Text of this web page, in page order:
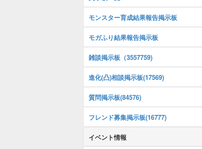
モンスター育成結果報告掲示板
モガふり結果報告掲示板
雑談掲示板（3557759)
進化(凸)相談掲示板(17569)
質問掲示板(84576)
フレンド募集掲示板(16777)
イベント情報